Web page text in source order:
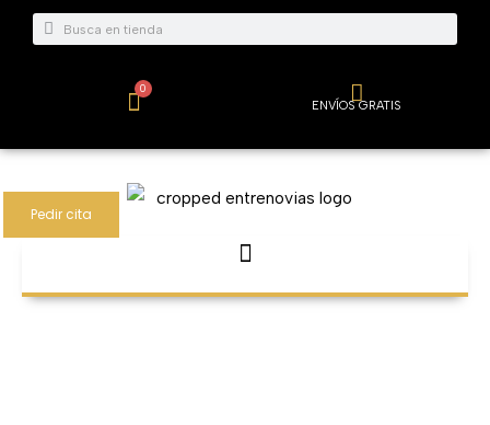
Buscar
Buscar
0
Carrito ENVÍOS GRATIS
Pedir cita